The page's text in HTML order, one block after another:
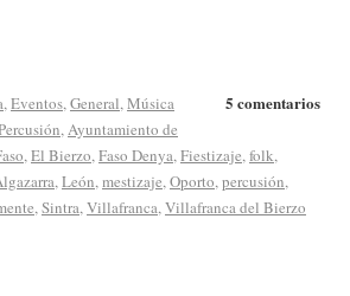
5 comentarios
,Eventos,General,Música
,Ayuntamiento de
,El Bierzo,Faso Denya,Fiestizaje,folk,
,León,mestizaje,Oporto,percusión,
,Sintra,Villafranca,Villafranca del Bierzo